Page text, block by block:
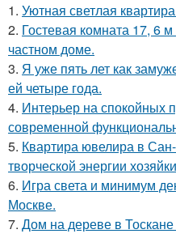
1. Уютная светлая
2. Гостевая комната 17, 6
частном доме.
3. Я уже пять лет как
ей четыре года.
4. Интерьер на спокойных
современной
5. Квартира ювелира в
творческой энергии
6. Игра света и минимум
Москве.
7. Дом на дереве в Тоскане